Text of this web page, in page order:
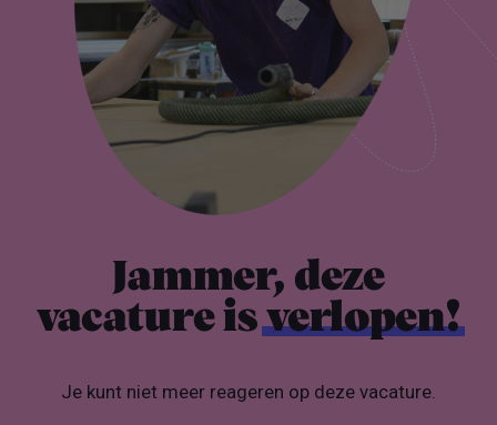
Jammer, deze
vacature isverlopen!
Je kunt niet meer reageren op deze vacature.